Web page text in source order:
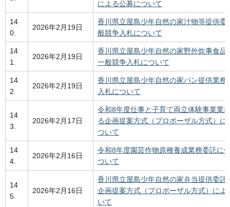
による公募について
14
0.
2026年2月19日
香川県立屋島少年自然の家汁物等提供委
般競争入札について
14
1.
2026年2月19日
香川県立屋島少年自然の家野外炊事食品
一般競争入札について
14
2.
2026年2月19日
香川県立屋島少年自然の家パン提供業務
入札について
14
3.
2026年2月17日
令和8年度仕事と子育て両立体験事業業
る企画提案方式（プロポーザル方式）に
ついて
14
4.
2026年2月16日
令和8年度園芸作物原種養成業務委託に
ついて
14
5.
2026年2月16日
香川県立屋島少年自然の家弁当提供委託
企画提案方式（プロポーザル方式）によ
いて